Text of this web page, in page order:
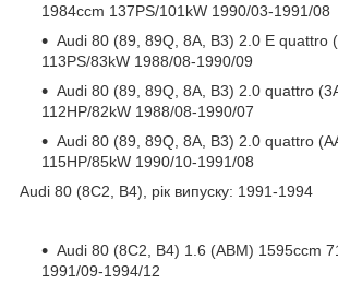
1984ccm 137PS/101kW 1990/03-1991/08
Audi 80 (89, 89Q, 8A, B3) 2.0 E quattro
113PS/83kW 1988/08-1990/09
Audi 80 (89, 89Q, 8A, B3) 2.0 quattro
112HP/82kW 1988/08-1990/07
Audi 80 (89, 89Q, 8A, B3) 2.0 quattro
115HP/85kW 1990/10-1991/08
Audi 80 (8C2, B4), рік випуску: 1991-1994
Audi 80 (8C2, B4) 1.6 (ABM) 1595ccm
1991/09-1994/12